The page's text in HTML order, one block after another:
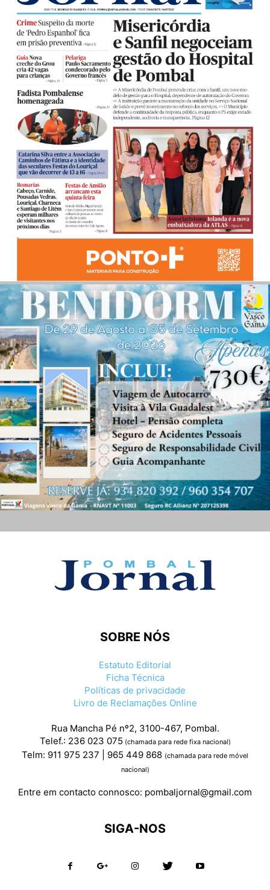
SOBRE NÓS
Estatuto Editorial
Ficha Técnica
Políticas de privacidade
Livro de Reclamações Online
Rua Mancha Pé nº2, 3100-467, Pombal.
Telef.: 236 023 075 (chamada para rede fixa nacional)
Telm: 911 975 237 | 965 449 868 (chamada para rede móvel
nacional)
Entre em contacto connosco: pombaljornal@gmail.com
SIGA-NOS